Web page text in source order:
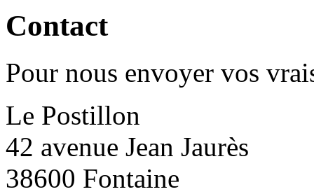
Contact
Pour nous envoyer vos
Le Postillon
42 avenue Jean Jaurès
38600 Fontaine